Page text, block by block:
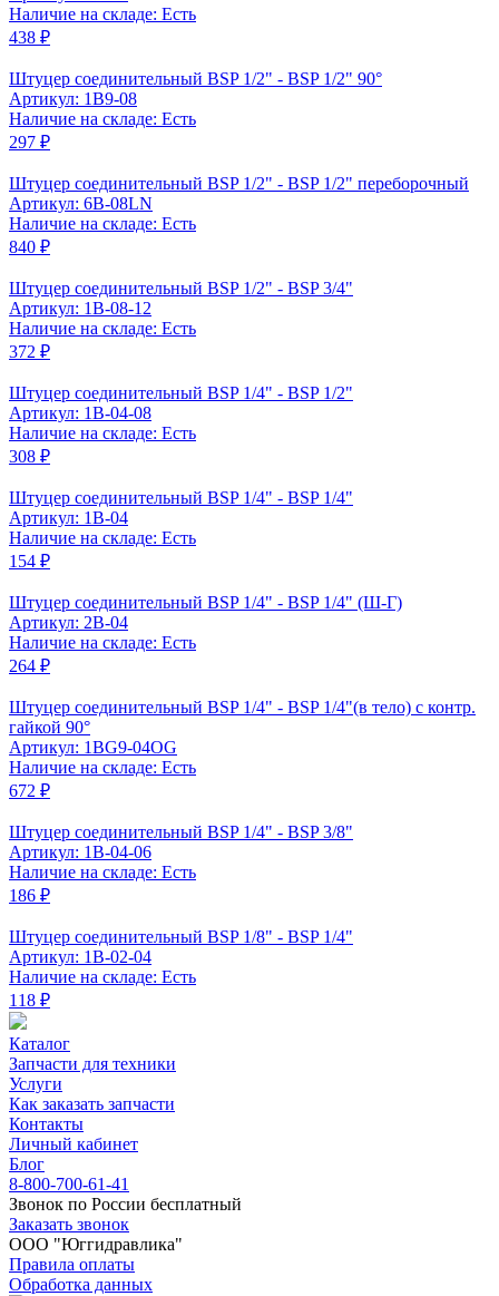
Наличие на складе: Есть
438 ₽
Штуцер соединительный BSP 1/2" - BSP 1/2" 90°
Артикул: 1B9-08
Наличие на складе: Есть
297 ₽
Штуцер соединительный BSP 1/2" - BSP 1/2" переборочный
Артикул: 6B-08LN
Наличие на складе: Есть
840 ₽
Штуцер соединительный BSP 1/2" - BSP 3/4"
Артикул: 1B-08-12
Наличие на складе: Есть
372 ₽
Штуцер соединительный BSP 1/4" - BSP 1/2"
Артикул: 1B-04-08
Наличие на складе: Есть
308 ₽
Штуцер соединительный BSP 1/4" - BSP 1/4"
Артикул: 1B-04
Наличие на складе: Есть
154 ₽
Штуцер соединительный BSP 1/4" - BSP 1/4" (Ш-Г)
Артикул: 2B-04
Наличие на складе: Есть
264 ₽
Штуцер соединительный BSP 1/4" - BSP 1/4"(в тело) с контр.
гайкой 90°
Артикул: 1BG9-04OG
Наличие на складе: Есть
672 ₽
Штуцер соединительный BSP 1/4" - BSP 3/8"
Артикул: 1B-04-06
Наличие на складе: Есть
186 ₽
Штуцер соединительный BSP 1/8" - BSP 1/4"
Артикул: 1B-02-04
Наличие на складе: Есть
118 ₽
Каталог
Запчасти для техники
Услуги
Как заказать запчасти
Контакты
Личный кабинет
Блог
8-800-700-61-41
Звонок по России бесплатный
Заказать звонок
ООО "Юггидравлика"
Правила оплаты
Обработка данных